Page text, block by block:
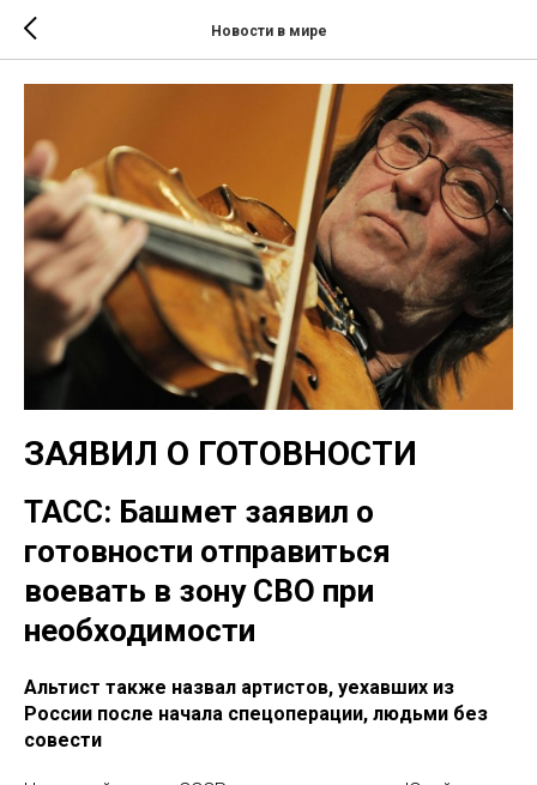
Новости в мире
ЗАЯВИЛ О ГОТОВНОСТИ
ТАСС: Башмет заявил о
готовности отправиться
воевать в зону СВО при
необходимости
Альтист также назвал артистов, уехавших из
России после начала спецоперации, людьми без
совести